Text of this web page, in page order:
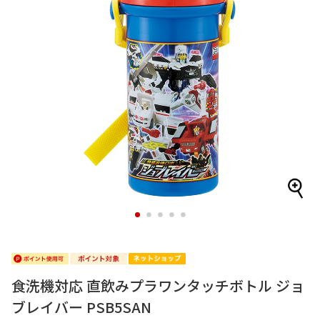
1 2 3 4 5
食洗機対応 直飲みプラワンタッチボトル ジョ
ブレイバー PSB5SAN